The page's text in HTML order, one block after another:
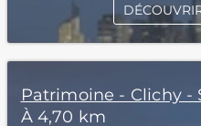
Patrimoine - Clichy -
À 4,70 km